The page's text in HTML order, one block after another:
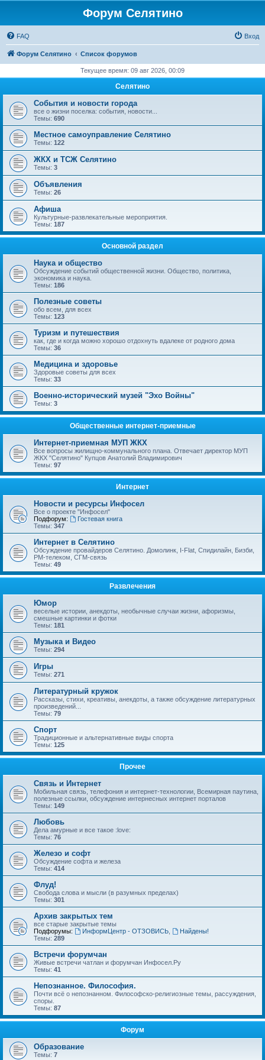
Форум Селятино
FAQ Вход
Форум Селятино Список форумов
Текущее время: 09 авг 2026, 00:09
Селятино
События и новости города
все о жизни поселка: события, новости...
Темы: 690
Местное самоуправление Селятино
Темы: 122
ЖКХ и ТСЖ Селятино
Темы: 3
Объявления
Темы: 26
Афиша
Культурные-развлекательные мероприятия.
Темы: 187
Основной раздел
Наука и общество
Обсуждение событий общественной жизни. Общество, политика,
экономика и наука.
Темы: 186
Полезные советы
обо всем, для всех
Темы: 123
Туризм и путешествия
как, где и когда можно хорошо отдохнуть вдалеке от родного дома
Темы: 36
Медицина и здоровье
Здоровые советы для всех
Темы: 33
Военно-исторический музей "Эхо Войны"
Темы: 3
Общественные интернет-приемные
Интернет-приемная МУП ЖКХ
Все вопросы жилищно-коммунального плана. Отвечает директор МУП
ЖКХ "Селятино" Купцов Анатолий Владимирович
Темы: 97
Интернет
Новости и ресурсы Инфосел
Все о проекте "Инфосел"
Подфорум:
Гостевая книга
Темы: 347
Интернет в Селятино
Обсуждение провайдеров Селятино. Домолинк, I-Flat, Спидилайн, Бизби,
РМ-телеком, СГМ-связь
Темы: 49
Развлечения
Юмор
веселые истории, анекдоты, необычные случаи жизни, афоризмы,
смешные картинки и фотки
Темы: 181
Музыка и Видео
Темы: 294
Игры
Темы: 271
Литературный кружок
Рассказы, стихи, креативы, анекдоты, а также обсуждение литературных
произведений...
Темы: 79
Спорт
Традиционные и альтернативные виды спорта
Темы: 125
Прочее
Связь и Интернет
Мобильная связь, телефония и интернет-технологии, Всемирная паутина,
полезные ссылки, обсуждение интернесных интернет порталов
Темы: 149
Любовь
Дела амурные и все такое :love:
Темы: 76
Железо и софт
Обсуждение софта и железа
Темы: 414
Флуд!
Свобода слова и мысли (в разумных пределах)
Темы: 301
Архив закрытых тем
все старые закрытые темы
Подфорумы:
ИнформЦентр - ОТЗОВИСЬ,
Найдены!
Темы: 289
Встречи форумчан
Живые встречи чатлан и форумчан Инфосел.Ру
Темы: 41
Непознанное. Философия.
Почти всё о непознанном. Философско-религиозные темы, рассуждения,
споры.
Темы: 87
Форум
Образование
Темы: 7